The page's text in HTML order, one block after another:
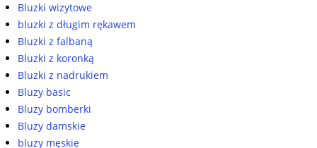
Bluzki wizytowe
bluzki z długim rękawem
Bluzki z falbaną
Bluzki z koronką
Bluzki z nadrukiem
Bluzy basic
Bluzy bomberki
Bluzy damskie
bluzy męskie